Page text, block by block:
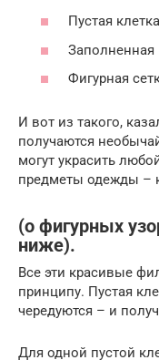
Пустая клетка
Заполненная
Фигурная
И вот из такого,
получаются
могут украсить
предметы одежды –
(о фигурных
ниже).
Все эти красивые
принципу. Пустая
чередуются – и
Для одной пустой